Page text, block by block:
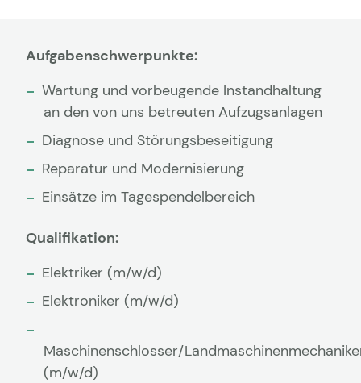
Aufgabenschwerpunkte:
Wartung und vorbeugende Instandhaltung
an den von uns betreuten Aufzugsanlagen
Diagnose und Störungsbeseitigung
Reparatur und Modernisierung
Einsätze im Tagespendelbereich
Qualifikation:
Elektriker (m/w/d)
Elektroniker (m/w/d)
Maschinenschlosser/
(m/w/d)